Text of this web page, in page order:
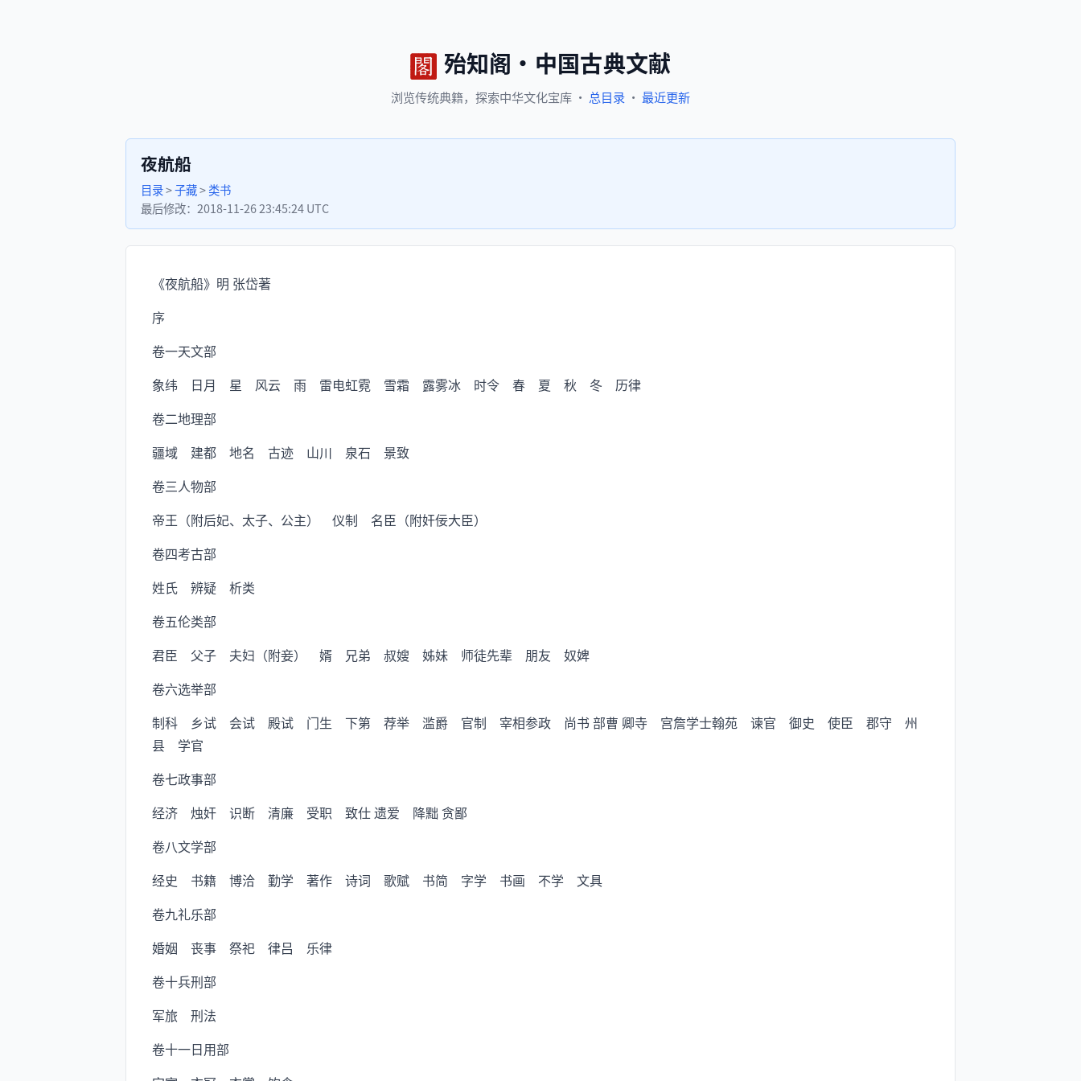
殆知阁 · 中国古典文献
浏览传统典籍， 探索中华文化宝库 · 总目录 · 最近更新
夜航船
目录>子藏>类书
最后修改： 2018-11-26 23:45:24 UTC
《夜航船》明 张岱著
序
卷一天文部
象纬 日月 星 风云 雨 雷电虹霓 雪霜 露雾冰 时令 春 夏 秋 冬 历律
卷二地理部
疆域 建都 地名 古迹 山川 泉石 景致
卷三人物部
帝王（附后妃、太子、公主） 仪制 名臣（附奸佞大臣）
卷四考古部
姓氏 辨疑 析类
卷五伦类部
君臣 父子 夫妇（附妾） 婿 兄弟 叔嫂 姊妹 师徒先辈 朋友 奴婢
卷六选举部
制科 乡试 会试 殿试 门生 下第 荐举 滥爵 官制 宰相参政 尚书 部曹 卿寺 宫詹学士翰苑 谏官 御史 使臣 郡守 州
县 学官
卷七政事部
经济 烛奸 识断 清廉 受职 致仕 遗爱 降黜 贪鄙
卷八文学部
经史 书籍 博洽 勤学 著作 诗词 歌赋 书简 字学 书画 不学 文具
卷九礼乐部
婚姻 丧事 祭祀 律吕 乐律
卷十兵刑部
军旅 刑法
卷十一日用部